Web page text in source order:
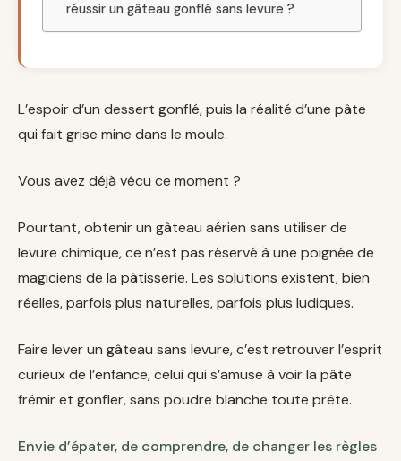
réussir un gâteau gonflé sans levure ?
L’espoir d’un dessert gonflé, puis la réalité d’une pâte
qui fait grise mine dans le moule.
Vous avez déjà vécu ce moment ?
Pourtant, obtenir un gâteau aérien sans utiliser de
levure chimique, ce n’est pas réservé à une poignée de
magiciens de la pâtisserie. Les solutions existent, bien
réelles, parfois plus naturelles, parfois plus ludiques.
Faire lever un gâteau sans levure, c’est retrouver l’esprit
curieux de l’enfance, celui qui s’amuse à voir la pâte
frémir et gonfler, sans poudre blanche toute prête.
Envie d’épater, de comprendre, de changer les règles